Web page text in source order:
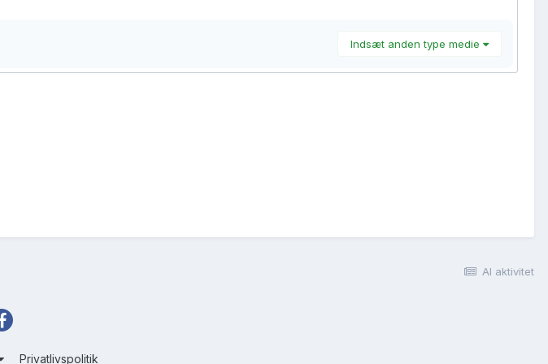
Indsæt anden type medie
Al aktivitet
Privatlivspolitik